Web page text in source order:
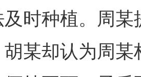
及时种植。周
胡某却认为周